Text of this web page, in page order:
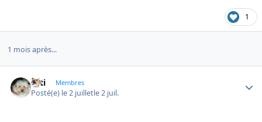
1
1 mois après...
asti Membres
Posté(e) le 2 juilletle 2 juil.